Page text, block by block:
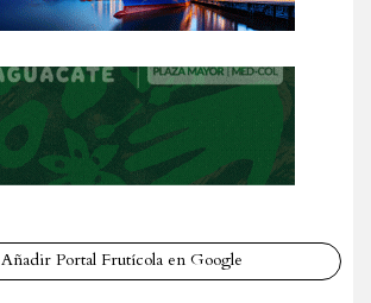
Añadir Portal Frutícola en Google